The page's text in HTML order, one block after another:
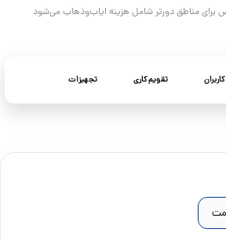
برای مناطق دورتر شامل هزینه ایاب‌وذهاب می‌شود
تقویم‌کاری تجهیزات